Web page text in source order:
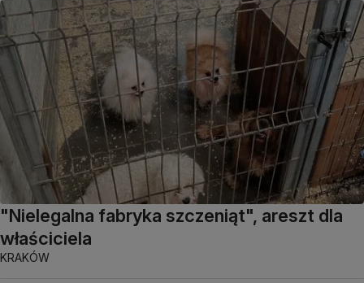
"Nielegalna fabryka szczeniąt", areszt dla
właściciela
KRAKÓW